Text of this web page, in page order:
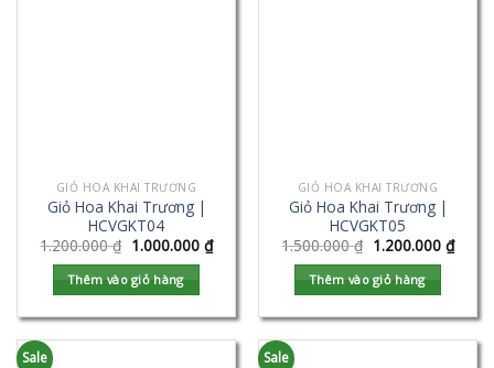
GIỎ HOA KHAI TRƯƠNG
Giỏ Hoa Khai Trương |
HCVGKT04
1.200.000₫ 1.000.000 ₫
Thêm vào giỏ hàng
GIỎ HOA KHAI TRƯƠNG
Giỏ Hoa Khai Trương |
HCVGKT05
1.500.000₫ 1.200.000 ₫
Thêm vào giỏ hàng
Sale Sale